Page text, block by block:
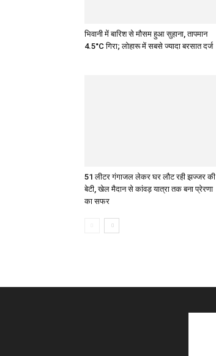
भिवानी में बारिश से मौसम हुआ सुहाना, तापमान
4.5°C गिरा; लोहारू में सबसे ज्यादा बरसात दर्ज
51 लीटर गंगाजल लेकर घर लौट रही झज्जर की
बेटी, खेल मैदान से कांवड़ यात्रा तक बना प्रेरणा
का सफर